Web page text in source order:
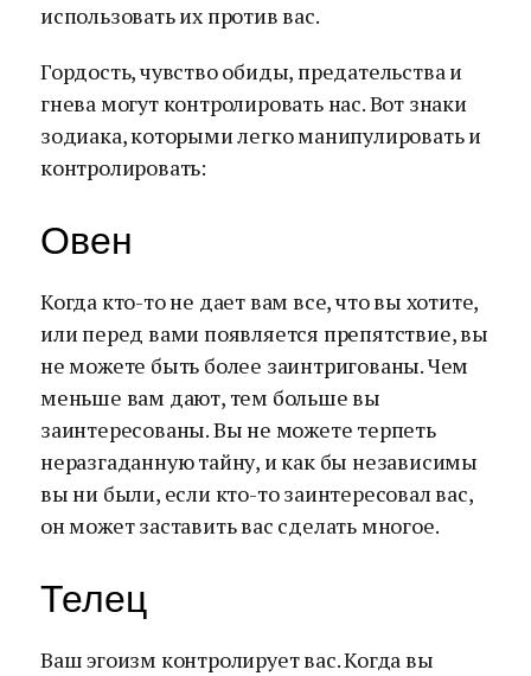
использовать их против вас.
Гордость, чувство обиды, предательства и
гнева могут контролировать нас. Вот знаки
зодиака, которыми легко манипулировать и
контролировать:
Овен
Когда кто-то не дает вам все, что вы хотите,
или перед вами появляется препятствие, вы
не можете быть более заинтригованы. Чем
меньше вам дают, тем больше вы
заинтересованы. Вы не можете терпеть
неразгаданную тайну, и как бы независимы
вы ни были, если кто-то заинтересовал вас,
он может заставить вас сделать многое.
Телец
Ваш эгоизм контролирует вас. Когда вы